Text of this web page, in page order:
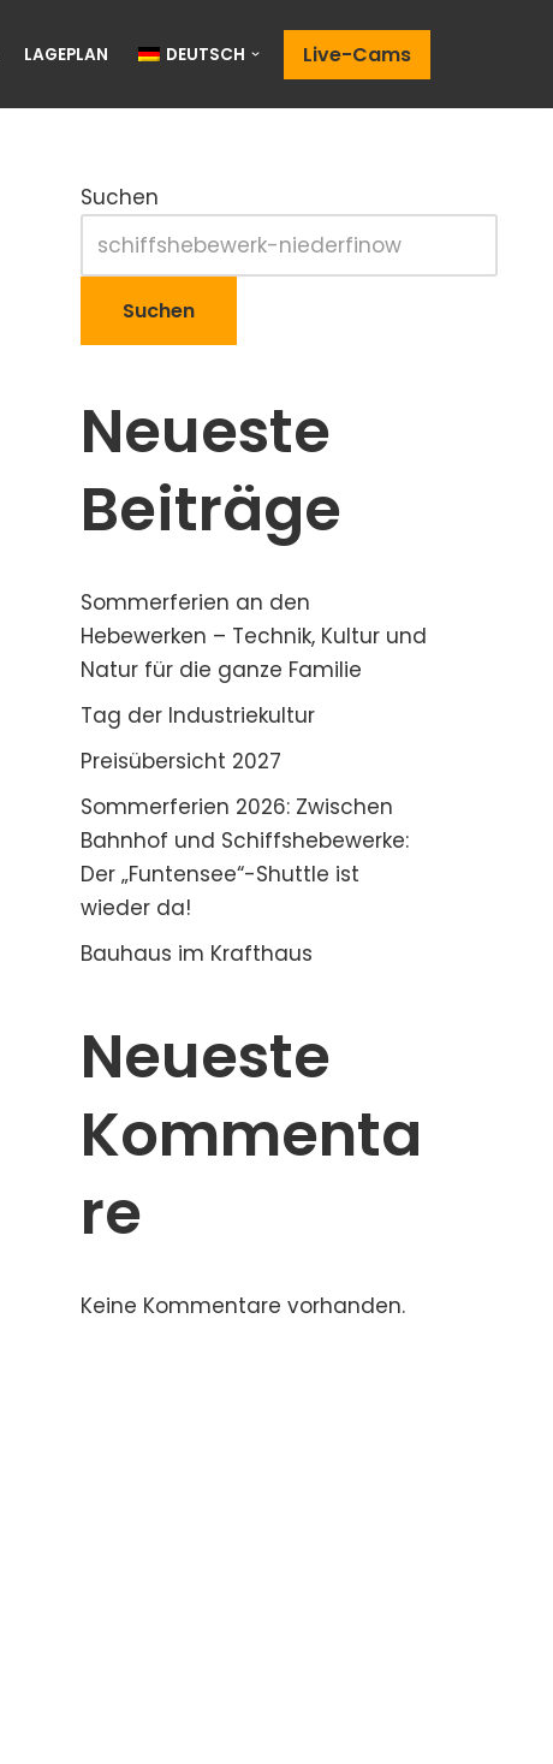
LAGEPLAN DEUTSCH Live-Cams
Suchen
Suchen
Neueste
Beiträge
Sommerferien an den
Hebewerken – Technik, Kultur und
Natur für die ganze Familie
Tag der Industriekultur
Preisübersicht 2027
Sommerferien 2026: Zwischen
Bahnhof und Schiffshebewerke:
Der „Funtensee“-Shuttle ist
wieder da!
Bauhaus im Krafthaus
Neueste
Kommenta
re
Keine Kommentare vorhanden.